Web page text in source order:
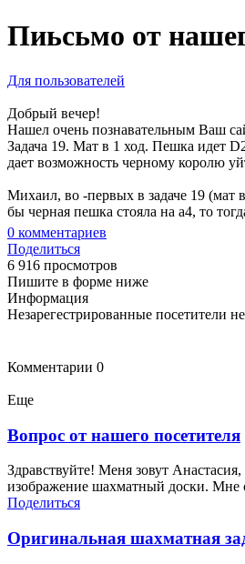
Пиьсьмо от
Для пользователей
Добрый вечер!
Нашел очень познавательным Ваш
Задача 19. Мат в 1 ход. Пешка идет
дает возможность черному королю
Михаил, во -первых в задаче 19 (мат
бы черная пешка стояла на а4, то
0 комментариев
Поделиться
6 916 просмотров
Пишите в форме ниже
Информация
Незарегестрированные посетители
Комментарии 0
Еще
Вопрос от нашего посетителя
Здравствуйте! Меня зовут
изображение шахматный доски. Мне
Поделиться
Оригинальная шахматная